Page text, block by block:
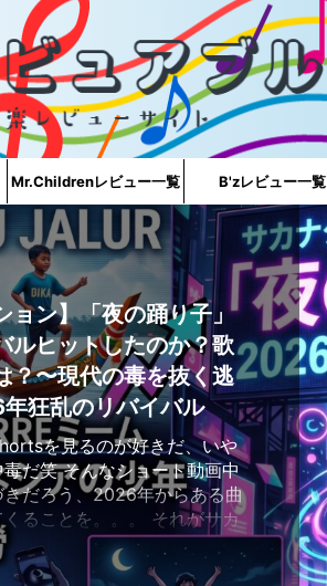
Mr.Childrenレビュー一覧 B'zレビュー一覧
ョン】「夜の踊り子」
ルヒットしたのか？歌
？〜現代の毒を抜く逃
狂乱のリバイバル
を見るのが好きだ、いや
だ笑 そんなショート動画中
だろう、2026年からある曲
ることを。。。 それがサカ
シングル「夜の踊り子」であ
ら実に14年。2012年に世に放